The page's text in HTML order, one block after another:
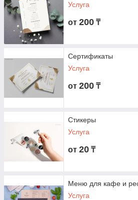
Услуга
от 200 ₸
Сертификаты
Услуга
от 200 ₸
Стикеры
Услуга
от 20 ₸
Меню для кафе и
Услуга